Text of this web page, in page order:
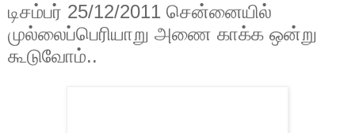
டிசம்பர் 25/12/2011 சென்னையில்
முல்லைப்பெரியாறு அணை காக்க ஒன்று
கூடுவோம்..